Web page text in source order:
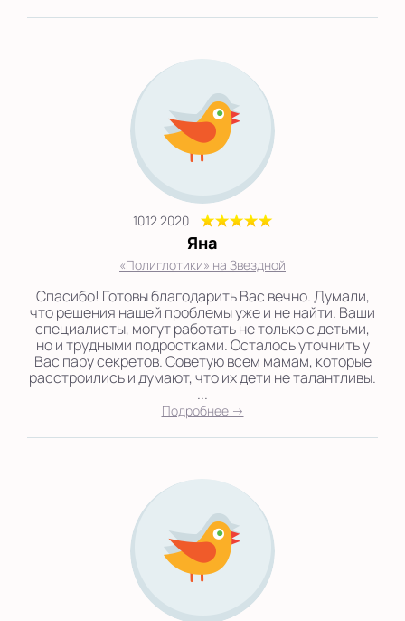
10.12.2020
Яна
«Полиглотики» на Звездной
Спасибо! Готовы благодарить Вас вечно. Думали,
что решения нашей проблемы уже и не найти. Ваши
специалисты, могут работать не только с детьми,
но и трудными подростками. Осталось уточнить у
Вас пару секретов. Советую всем мамам, которые
расстроились и думают, что их дети не талантливы.
...
Подробнее →